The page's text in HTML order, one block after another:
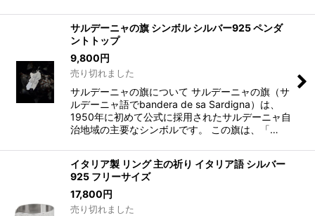
サルデーニャの旗 シンボル シルバー925 ペンダ
ントトップ
9,800円
売り切れました
サルデーニャの旗について サルデーニャの旗（サ
ルデーニャ語でbandera de sa Sardigna）は、
1950年に初めて公式に採用されたサルデーニャ自
治地域の主要なシンボルです。 この旗は、「…
イタリア製 リング 主の祈り イタリア語 シルバー
925 フリーサイズ
17,800円
売り切れました